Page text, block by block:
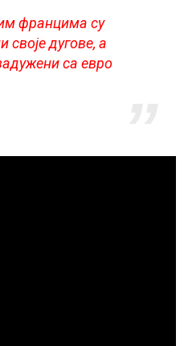
францима су
своје дугове, а
са евро